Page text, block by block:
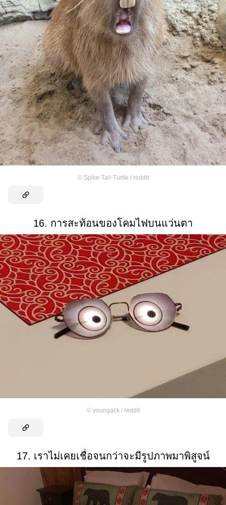
© Spike-Tail-Turtle / reddit
16. การสะท้อนของโคมไฟบนแว่นตา
© youngack / reddit
17. เราไม่เคยเชื่อจนกว่าจะมีรูปภาพมาพิสูจน์